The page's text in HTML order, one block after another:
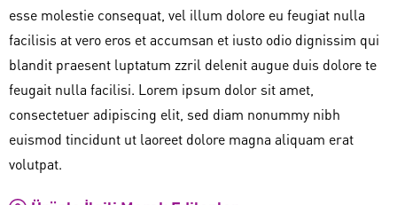
esse molestie consequat, vel illum dolore eu feugiat nulla
facilisis at vero eros et accumsan et iusto odio dignissim qui
blandit praesent luptatum zzril delenit augue duis dolore te
feugait nulla facilisi. Lorem ipsum dolor sit amet,
consectetuer adipiscing elit, sed diam nonummy nibh
euismod tincidunt ut laoreet dolore magna aliquam erat
volutpat.